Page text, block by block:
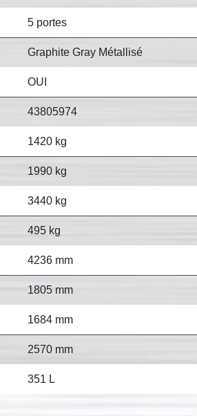
5 portes
Graphite Gray Métallisé
OUI
43805974
1420 kg
1990 kg
3440 kg
495 kg
4236 mm
1805 mm
1684 mm
2570 mm
351 L